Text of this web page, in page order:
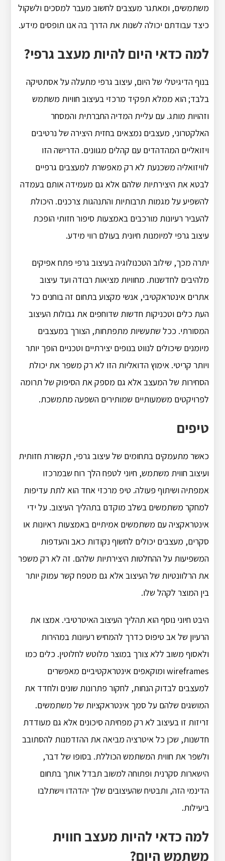
משתמשים, ומאתגר מעצבים לחשוב מעבר למסכים ולשקול
כיצד עבודתם יכולה לשנות את הדרך בה אנו תופסים מידע.
למה כדאי היום להיות מעצב גרפי?
בנוף הדיגיטלי של היום, עיצוב גרפי מתעלה על אסתטיקה
בלבד; הוא ממלא תפקיד מרכזי בעיצוב חוויות משתמש
וזהויות מותג. עם עליית המדיה החברתית והמסחר
האלקטרוני, מעצבים נמצאים בחזית היצירה של נרטיבים
ויזואליים המהדהדים עם קהלים מגוונים. הדרישה הזו
לוויזואליה משכנעת לא רק מאפשרת למעצבים גרפיים
לבטא את היצירתיות שלהם אלא גם מעמידה אותם בעמדה
להשפיע על מגמות תרבותיות והתנהגות צרכנים. היכולת
להעביר רעיונות מורכבים באמצעות סיפור חזותי הופכת
עיצוב גרפי למיומנות חיונית בעולם רווי מידע.
יתרה מכך, שילוב הטכנולוגיה בעיצוב גרפי פתח אפיקים
מלהיבים לחדשנות. מחוויות מציאות רבודה ועד עיצוב
אתרים אינטראקטיבי, אנשי מקצוע בתחום זה בוחנים כל
העת כלים וטכניקות חדשות שדוחפים את גבולות העיצוב
המסורתי. ככל שתעשיות מתפתחות, הצורך במעצבים
מיומנים שיכולים לנווט בנופים יצירתיים וטכניים הופך יותר
ויותר קריטי. אימוץ הדואליות הזו לא רק משפר את יכולת
הסחירות של המעצב אלא גם מספק את הסיפוק של תרומה
לפרויקטים משמעותיים שמותירים השפעה מתמשכת.
טיפים
כאשר מתעמקים בתחומים של עיצוב גרפי, תקשורת חזותית
ועיצוב חווית משתמש, חיוני לטפח הלך רוח שבמרכזו
אמפתיה ושיתוף פעולה. טיפ מרכזי אחד הוא לתת עדיפות
למחקר משתמשים בשלב מוקדם בתהליך העיצוב. על ידי
אינטראקציה עם משתמשים אמיתיים באמצעות ראיונות או
סקרים, מעצבים יכולים לחשוף נקודות כאב והעדפות
המשפיעות על ההחלטות היצירתיות שלהם. זה לא רק משפר
את הרלוונטיות של העיצוב אלא גם מטפח קשר עמוק יותר
בין המוצר לקהל שלו.
היבט חיוני נוסף הוא תהליך העיצוב האיטרטיבי. אמצו את
הרעיון של אב טיפוס כדרך להמחיש רעיונות במהירות
ולאסוף משוב ללא צורך במוצר מלוטש לחלוטין. כלים כמו
wireframes ומוקאפים אינטראקטיביים מאפשרים
למעצבים לבדוק הנחות, לחקור פתרונות שונים ולחדד את
המושגים שלהם על סמך אינטראקציות של משתמשים.
זריזות זו בעיצוב לא רק מפחיתה סיכונים אלא גם מעודדת
חדשנות, שכן כל איטרציה מביאה את ההזדמנות להסתובב
ולשפר את חווית המשתמש הכוללת. בסופו של דבר,
הישארות סקרנית ופתוחה למשוב תבדל אותך בתחום
הדינמי הזה, ותבטיח שהעיצובים שלך יהדהדו וישתלבו
ביעילות.
למה כדאי להיות מעצב חווית
משתמש היום?